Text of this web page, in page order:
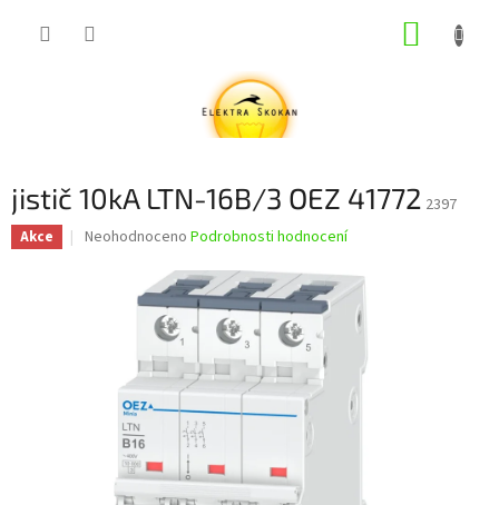
jistič 10kA LTN-16B/3 OEZ 41772 2397
Akce
Průměrné
hvězdiček.
Neohodnoceno Podrobnosti hodnocení